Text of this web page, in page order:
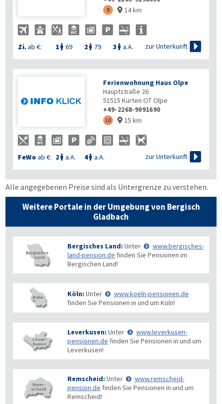
9  14 km
Zi.ab €: 1  69 2  79 3  a.A. zur Unterkunft 
Ferienwohnung Haus Olpe
Hauptstraße 26
51515 Kürten OT Olpe
+49-2268-9091690
10  15 km
FeWo ab €: 2  a.A. 4 a.A. zur Unterkunft 
Alle angegebenen Preise sind als Untergrenze zu verstehen.
Weitere Portale in der Umgebung von Bergisch
Gladbach
Bergisches Land: Unter
www.bergisches-
land-pension.de finden Sie Pensionen im
Bergischen Land!
Köln: Unter
www.koeln-pensionen.de
finden Sie Pensionen in und um Köln!
Leverkusen: Unter
www.leverkusen-
pensionen.de finden Sie Pensionen in und um
Leverkusen!
Remscheid: Unter
www.remscheid-
pension.de finden Sie Pensionen in und um
Remscheid!